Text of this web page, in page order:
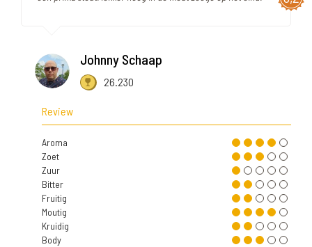
Johnny Schaap
26.230
Review
Aroma
Zoet
Zuur
Bitter
Fruitig
Moutig
Kruidig
Body